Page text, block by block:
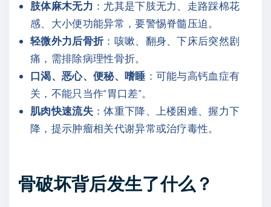
肢体麻木无力 ：尤其是下肢无力、走路踩棉花
感、大小便功能异常，要警惕脊髓压迫。
轻微外力后骨折：咳嗽、翻身、下床后突然剧
痛，需排除病理性骨折。
口渴、恶心、便秘、嗜睡 ：可能与高钙血症有
关，不能只当作“胃口差”。
肌肉快速流失：体重下降、上楼困难、握力下
降，提示肿瘤相关代谢异常或治疗毒性。
骨破坏背后发生了什么？